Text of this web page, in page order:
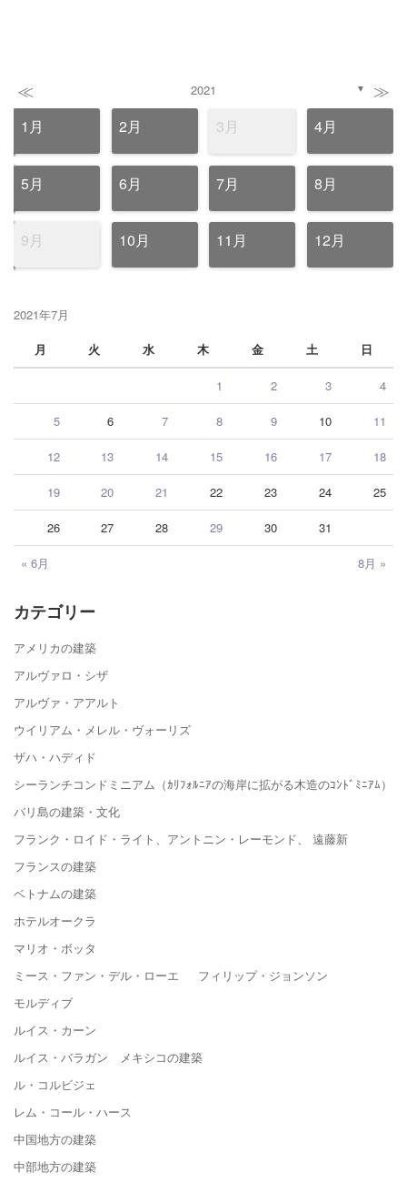
≪ 2021 ▼ ≫
1月 2月 3月 4月
5月 6月 7月 8月
9月 10月 11月 12月
2021年7月
月
火 水 木 金 土 日
« 6月 8月 »
1 2 3 4
5 6 7 8 9 10 11
12 13 14 15 16 17 18
19 20 21 22 23 24 25
26 27 28 29 30 31
カテゴリー
アメリカの建築
アルヴァロ・シザ
アルヴァ・アアルト
ウイリアム・メレル・ヴォーリズ
ザハ・ハディド
シーランチコンドミニアム（ｶﾘﾌｫﾙﾆｱの海岸に拡がる木造のｺﾝﾄﾞﾐﾆｱﾑ）
バリ島の建築・文化
フランク・ロイド・ライト、アントニン・レーモンド、 遠藤新
フランスの建築
ベトナムの建築
ホテルオークラ
マリオ・ボッタ
ミース・ファン・デル・ローエ フィリップ・ジョンソン
モルディブ
ルイス・カーン
ルイス・バラガン メキシコの建築
ル・コルビジェ
レム・コール・ハース
中国地方の建築
中部地方の建築